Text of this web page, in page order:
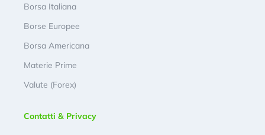
Borsa Italiana
Borse Europee
Borsa Americana
Materie Prime
Valute (Forex)
Contatti & Privacy